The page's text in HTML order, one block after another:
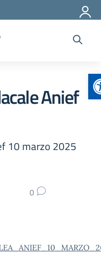
Anief
10 marzo 2025
0